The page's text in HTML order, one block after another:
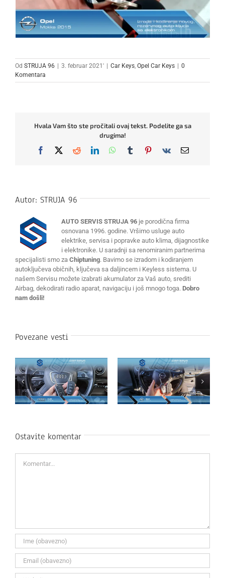
Od STRUJA 96 | 3. februar 2021' | Car Keys Opel Car Keys | 0
Komentara
Hvala Vam što ste pročitali ovaj tekst. Podelite ga sa
drugima!
Facebook
X RedditLinkedInWhatsApp
TumblrPinterest
Vk Email
Autor: STRUJA 96
AUTO SERVIS STRUJA 96 je porodična firma
osnovana 1996. godine. Vršimo usluge auto
elektrike, servisa i popravke auto klima, dijagnostike
i elektronike. U saradnji sa renomiranim partnerima
specijalisti smo za Chiptuning. Bavimo se izradom i kodiranjem
autoključeva običnih, ključeva sa daljincem i Keyless sistema. U
našem Servisu možete izabrati akumulator za Vaš auto, srediti
Airbag, dekodirati radio aparat, navigaciju i još mnogo toga. Dobro
nam došli!
Povezane vesti
Ostavite komentar